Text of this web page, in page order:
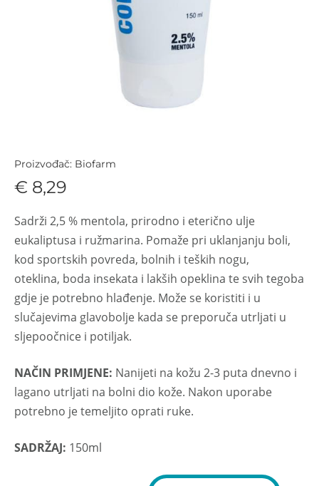
Proizvođač: Biofarm
€ 8,29
Sadrži 2,5 % mentola, prirodno i eterično ulje
eukaliptusa i ružmarina. Pomaže pri uklanjanju boli,
kod sportskih povreda, bolnih i teških nogu,
oteklina, boda insekata i lakših opeklina te svih tegoba
gdje je potrebno hlađenje. Može se koristiti i u
slučajevima glavobolje kada se preporuča utrljati u
sljepoočnice i potiljak.
NAČIN PRIMJENE: Nanijeti na kožu 2-3 puta dnevno i
lagano utrljati na bolni dio kože. Nakon uporabe
potrebno je temeljito oprati ruke.
SADRŽAJ: 150ml